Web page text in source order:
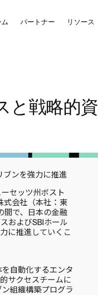
パートナー リソース
と戦略的資
ブンを強力に推進
ーセッツ州ボスト
式会社（本社：東
間で、日本の金融
およびSBIホール
に推進していくこ
自動化するエンタ
サクセスチームに
組織構築プログラ